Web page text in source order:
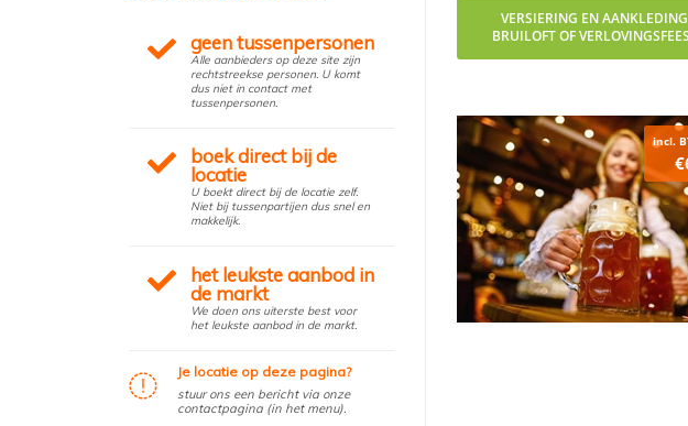
VERSIERING EN AANKLEDING
BRUILOFT OF
incl.
geen tussenpersonen
Alle aanbieders op deze site zijn
rechtstreekse personen. U komt
dus niet in contact met
tussenpersonen.
boek direct bij de
locatie
U boekt direct bij de locatie zelf.
Niet bij tussenpartijen dus snel en
makkelijk.
het leukste aanbod in
de markt
We doen ons uiterste best voor
het leukste aanbod in de markt.
Je locatie op deze pagina?
stuur ons een bericht via onze
contactpagina (in het menu).